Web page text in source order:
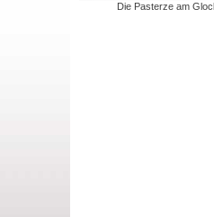
Die Pasterze am